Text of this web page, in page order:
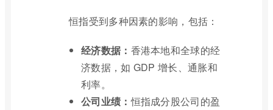
恒指受到多种因素的影响，包括：
经济数据： 香港本地和全球的经
济数据，如 GDP 增长、通胀和
利率。
公司业绩：恒指成分股公司的盈